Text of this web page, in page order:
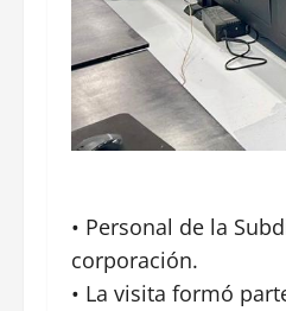
• Personal de la
corporación.
• La visita formó